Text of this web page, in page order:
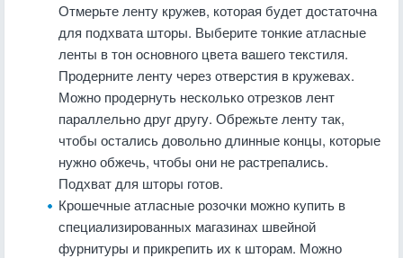
Отмерьте ленту кружев, которая будет достаточна
для подхвата шторы. Выберите тонкие атласные
ленты в тон основного цвета вашего текстиля.
Продерните ленту через отверстия в кружевах.
Можно продернуть несколько отрезков лент
параллельно друг другу. Обрежьте ленту так,
чтобы остались довольно длинные концы, которые
нужно обжечь, чтобы они не растрепались.
Подхват для шторы готов.
Крошечные атласные розочки можно купить в
специализированных магазинах швейной
фурнитуры и прикрепить их к шторам. Можно